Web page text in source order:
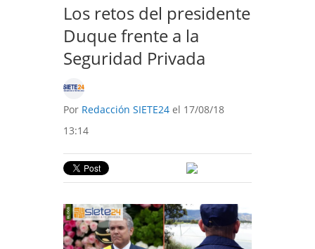
Los retos del presidente
Duque frente a la
Seguridad Privada
Por Redacción SIETE24 el 17/08/18
13:14